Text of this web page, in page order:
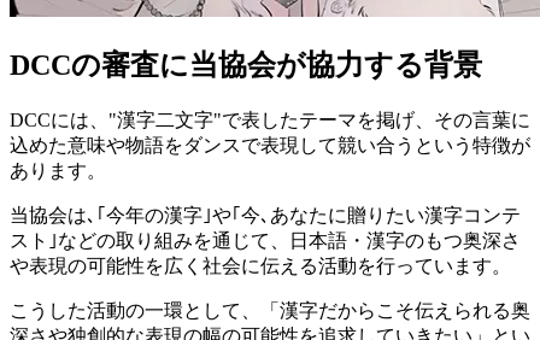
DCCの審査に当協会が協力する背景
DCCには、"漢字二文字"で表したテーマを掲げ、その言葉に
込めた意味や物語をダンスで表現して競い合うという特徴が
あります。
当協会は､｢今年の漢字｣や｢今､あなたに贈りたい漢字コンテ
スト｣などの取り組みを通じて、日本語・漢字のもつ奥深さ
や表現の可能性を広く社会に伝える活動を行っています。
こうした活動の一環として、「漢字だからこそ伝えられる奥
深さや独創的な表現の幅の可能性を追求していきたい」とい